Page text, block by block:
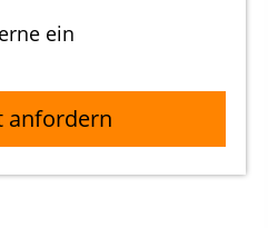
ein
anfordern